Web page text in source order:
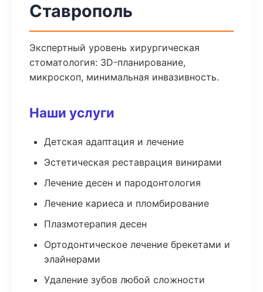
Ставрополь
Экспертный уровень хирургическая
стоматология: 3D-планирование,
микроскоп, минимальная инвазивность.
Наши услуги
Детская адаптация и лечение
Эстетическая реставрация винирами
Лечение десен и пародонтология
Лечение кариеса и пломбирование
Плазмотерапия десен
Ортодонтическое лечение брекетами и
элайнерами
Удаление зубов любой сложности